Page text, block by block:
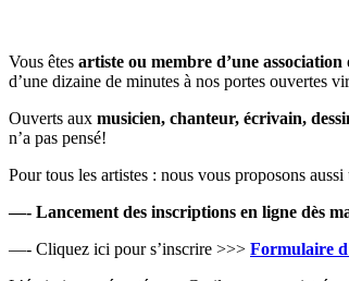
Vous êtes artiste ou membre d’une association
d’une dizaine de minutes à nos portes ouvertes
Ouverts aux musicien, chanteur, écrivain,
n’a pas pensé!
Pour tous les artistes : nous vous proposons
—- Lancement des inscriptions en ligne dès
—- Cliquez ici pour s’inscrire >>> Formulaire